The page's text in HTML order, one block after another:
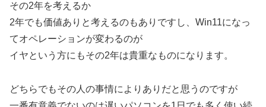
その2年を考えるか
2年でも価値ありと考えるのもありですし、Win11になっ
てオペレーションが変わるのが
イヤという方にもその2年は貴重なものになります。
どちらでもその人の事情によりありだと思うのですが